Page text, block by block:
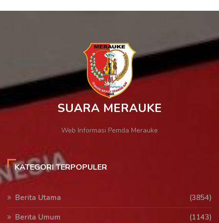
SUARA MERAUKE
Web Informasi Pemda Merauke
KATEGORI TERPOPULER
Berita Utama
(3854)
Berita Umum
(1143)